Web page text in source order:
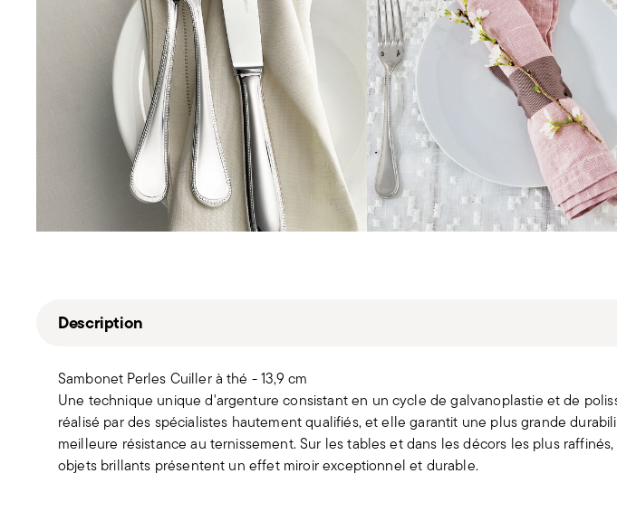
Description
Sambonet Perles Cuiller à thé - 13,9 cm
Une technique unique d'argenture consistant en un cycle de galvanoplastie et de
réalisé par des spécialistes hautement qualifiés, et elle garantit une plus grande
meilleure résistance au ternissement. Sur les tables et dans les décors les plus
objets brillants présentent un effet miroir exceptionnel et durable.